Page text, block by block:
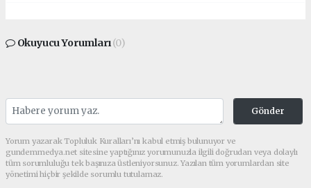
Okuyucu Yorumları(0)
Gönder
Yorum yazarak Topluluk Kuralları’nı kabul etmiş bulunuyor ve
gundemmedya.net sitesine yaptığınız yorumunuzla ilgili doğrudan veya dolaylı
tüm sorumluluğu tek başınıza üstleniyorsunuz. Yazılan tüm yorumlardan site
yönetimi hiçbir şekilde sorumlu tutulamaz.